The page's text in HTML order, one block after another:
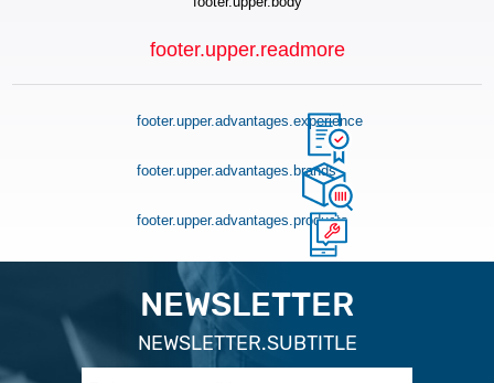
footer.upper.readmore
footer.upper.advantages.experience
footer.upper.advantages.brands
footer.upper.advantages.products
NEWSLETTER
NEWSLETTER.SUBTITLE